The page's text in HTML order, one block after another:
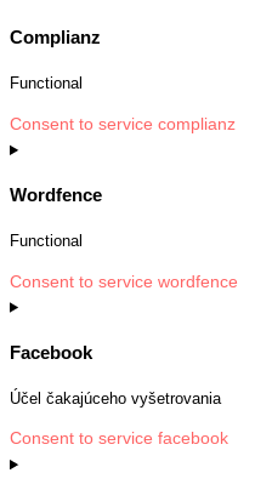
Complianz
Functional
Consent to service complianz
Wordfence
Functional
Consent to service wordfence
Facebook
Účel čakajúceho vyšetrovania
Consent to service facebook